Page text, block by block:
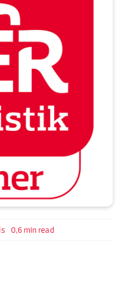
0,6 min read